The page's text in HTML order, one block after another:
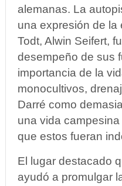
alemanas. La
una expresión de la
Todt, Alwin Seifert,
desempeño de sus
importancia de la
monocultivos,
Darré como
una vida
que estos fueran
El lugar destacado
ayudó a promulgar